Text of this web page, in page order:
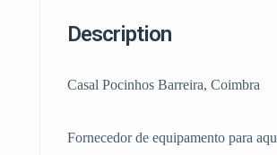
Description
Casal Pocinhos Barreira, Coimbra
Fornecedor de equipamento para